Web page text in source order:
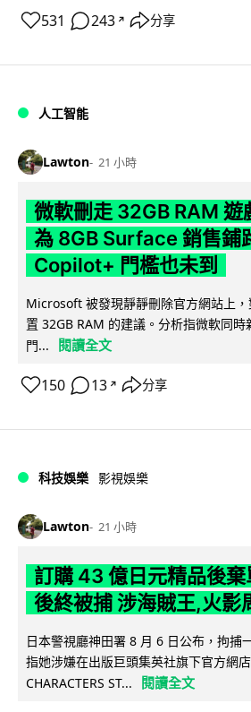
531 243 ↗ 分享
人工智能
Lawton 21 小時
微軟刪走 32GB RAM 遊
為 8GB Surface 銷售鋪
Copilot+ 門檻也未到
Microsoft 被發現靜靜刪除官方網站上
置 32GB RAM 的建議。分析指微軟同時
門...
閱讀全文
150 13 ↗ 分享
科技娛樂 影視娛樂
Lawton 21 小時
訂購 43 億日元精品後
後終被捕 涉海賊王,火影
日本警視廳神田署 8 月 6 日公布，拘捕
指她涉嫌在出版巨頭集英社旗下官方網
CHARACTERS ST...
閱讀全文